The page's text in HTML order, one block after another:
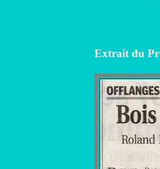
Extrait du